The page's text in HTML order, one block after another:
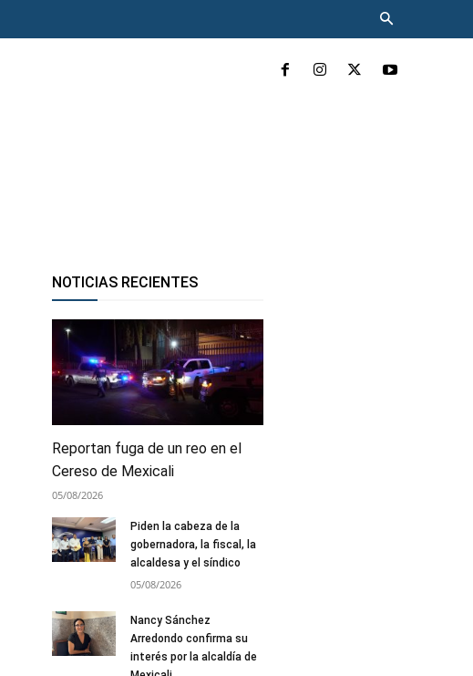
NOTICIAS RECIENTES
Reportan fuga de un reo en el
Cereso de Mexicali
05/08/2026
Piden la cabeza de la
gobernadora, la fiscal, la
alcaldesa y el síndico
05/08/2026
Nancy Sánchez
Arredondo confirma su
interés por la alcaldía de